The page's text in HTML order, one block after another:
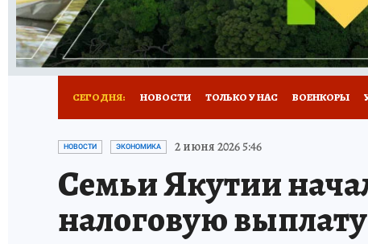
СЕГОДНЯ: НОВОСТИ ТОЛЬКО У НАС ВОЕНКОРЫ
ЗАПОВЕДНАЯ РОССИЯ
НОВОСТИ ЭКОНОМИКА 2 июня 2026 5:46
Семьи Якутии
налоговую выплату